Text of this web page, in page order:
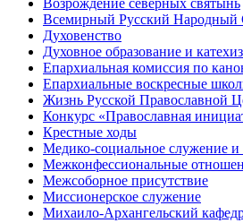
Всемирный Русский Народный
Духовенство
Духовное образование и
Епархиальная комиссия по
Епархиальные воскресные
Жизнь Русской Православной
Конкурс «Православная
Крестные ходы
Медико-социальное служение и
Межконфессиональные
Межсоборное присутствие
Миссионерское служение
Михаило-Архангельский